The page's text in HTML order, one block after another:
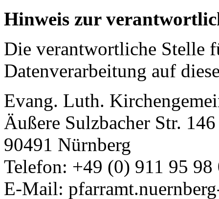
Hinweis zur
Die verantwortliche Stelle
Datenverarbeitung auf
Evang. Luth.
Äußere Sulzbacher Str. 146
90491 Nürnberg
Telefon: +49 (0) 911 95 98
E-Mail: